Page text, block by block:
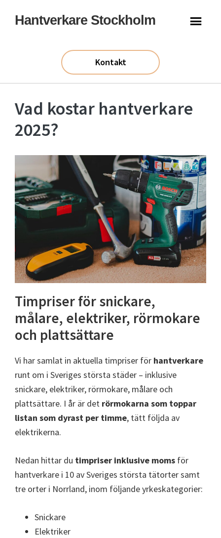
Hantverkare Stockholm
Kontakt
Vad kostar hantverkare
2025?
Timpriser för snickare,
målare, elektriker, rörmokare
och plattsättare
Vi har samlat in aktuella timpriser för hantverkare
runt om i Sveriges största städer – inklusive
snickare, elektriker, rörmokare, målare och
plattsättare. I år är det rörmokarna som toppar
listan som dyrast per timme, tätt följda av
elektrikerna.
Nedan hittar du timpriser inklusive moms för
hantverkare i 10 av Sveriges största tätorter samt
tre orter i Norrland, inom följande yrkeskategorier:
Snickare
Elektriker